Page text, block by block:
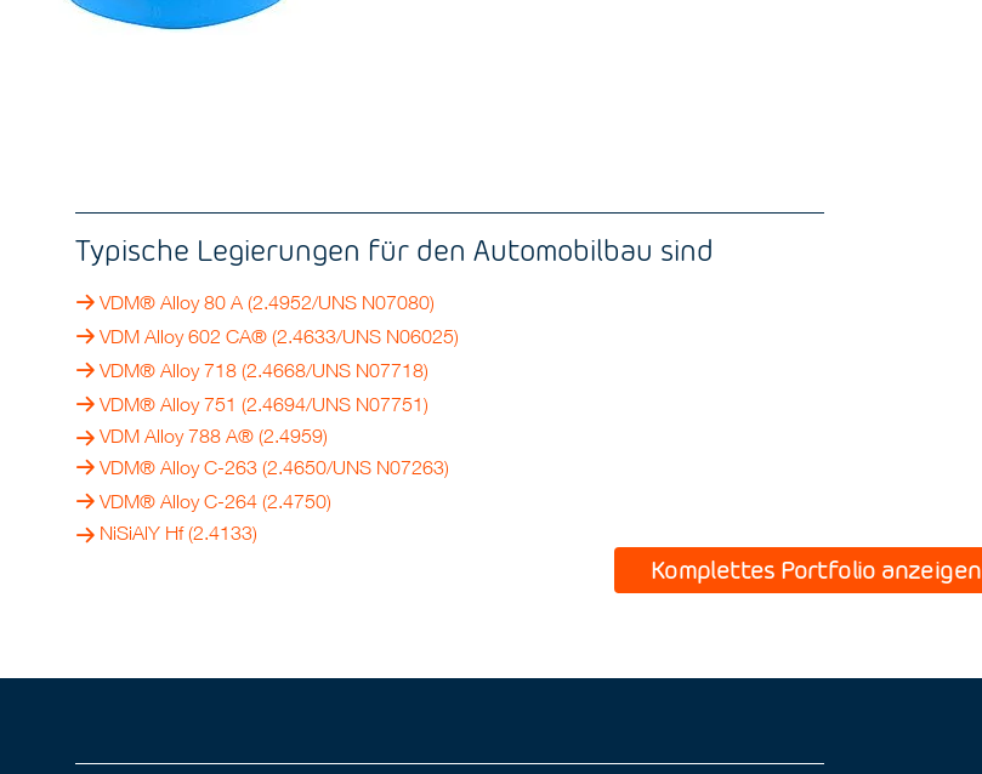
Typische Legierungen für den Automobilbau sind
VDM® Alloy 80 A (2.4952/UNS N07080)
VDM Alloy 602 CA®(2.4633/UNS N06025)
VDM® Alloy 718 (2.4668/UNS N07718)
VDM® Alloy 751 (2.4694/UNS N07751)
VDM Alloy 788 A® (2.4959)
VDM® Alloy C-263 (2.4650/UNS N07263)
VDM® Alloy C-264 (2.4750)
NiSiAlY Hf (2.4133)
Komplettes Portfolio anzeigen